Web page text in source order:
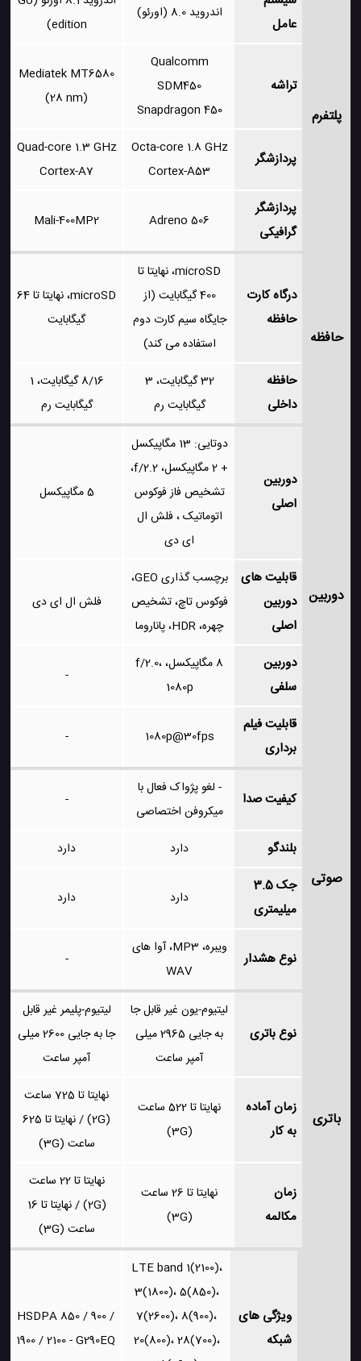
پلتفرم
عامل
اندروید 8.0 (اورئو)
edition)
تراشه
Qualcomm
SDM450
Snapdragon 450
Mediatek MT6580
(28 nm)
پردازشگر
Octa-core 1.8 GHz
Cortex-A53
Quad-core 1.3 GHz
Cortex-A7
پردازشگر
گرافیکی
Adreno 506
Mali-400MP2
حافظه
درگاه کارت
حافظه
microSD، نهایتا تا
400 گیگابایت (از
جایگاه سیم کارت دوم
استفاده می کند)
microSD، نهایتا تا 64
گیگابایت
حافظه
داخلی
32 گیگابایت، 3
گیگابایت رم
8/16 گیگابایت، 1
گیگابایت رم
دوربین
دوربین
اصلی
دوتایی: 13 مگاپیکسل
+ 2 مگاپیکسل، f/2.2،
تشخیص فاز فوکوس
اتوماتیک ، فلش ال
ای دی
5 مگاپیکسل
قابلیت های
دوربین
اصلی
برچسب گذاری GEO،
فوکوس تاچ، تشخیص
چهره، HDR، پاناروما
فلش ال ای دی
دوربین
سلفی
8 مگاپیکسل، f/2.0،
1080p
-
قابلیت فیلم
برداری
1080p@30fps
-
صوتی
کیفیت صدا
- لغو پژواک فعال با
میکروفن اختصاصی
-
بلندگو دارد دارد
جک 3.5
میلیمتری
دارد دارد
نوع هشدار
ویبره، MP3، آوا های
WAV
-
باتری
نوع باتری
لیتیوم-یون غیر قابل جا
به جایی 2965 میلی
آمپر ساعت
لیتیوم-پلیمر غیر قابل
جا به جایی 2600 میلی
آمپر ساعت
زمان آماده
به کار
نهایتا تا 522 ساعت
(3G)
نهایتا تا 725 ساعت
(2G) / نهایتا تا 625
ساعت (3G)
زمان
مکالمه
نهایتا تا 26 ساعت
(3G)
نهایتا تا 22 ساعت
(2G) / نهایتا تا 16
ساعت (3G)
ویژگی های
شبکه
LTE band 1(2100)،
3(1800)، 5(850)،
7(2600)، 8(900)،
20(800)، 28(700)،
HSDPA 850 / 900 /
1900 / 2100 - G290EQ